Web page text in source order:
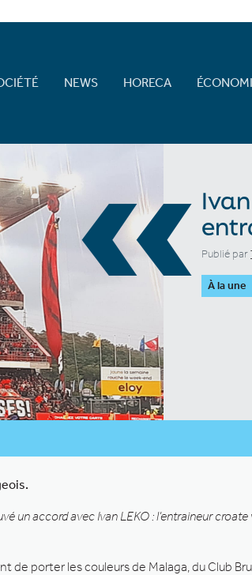
NEWS HORECA
« Publié par
À la une
un accord avec Ivan LEKO : l’entraineur
de porter les couleurs de Malaga, du Club